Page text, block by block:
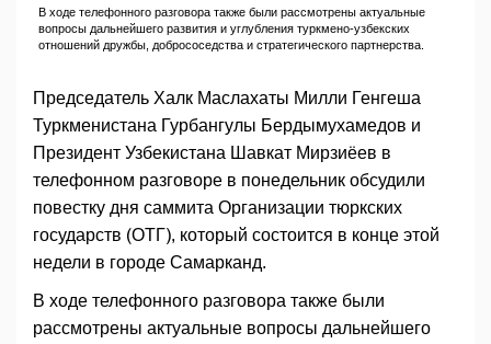
В ходе телефонного разговора также были рассмотрены актуальные
вопросы дальнейшего развития и углубления туркмено-узбекских
отношений дружбы, добрососедства и стратегического партнерства.
Председатель Халк Маслахаты Милли Генгеша
Туркменистана Гурбангулы Бердымухамедов и
Президент Узбекистана Шавкат Мирзиёев в
телефонном разговоре в понедельник обсудили
повестку дня саммита Организации тюркских
государств (ОТГ), который состоится в конце этой
недели в городе Самарканд.
В ходе телефонного разговора также были
рассмотрены актуальные вопросы дальнейшего